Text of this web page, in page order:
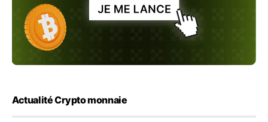
Actualité Crypto monnaie